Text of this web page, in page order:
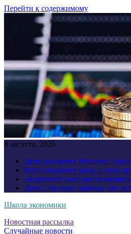
Перейти к содержимому
8 августа, 2026
День рождения Михаила
Муж загадочно умер, а дочь
«Картинно выпадал из
Дочь Сэндлера заявила, что
Школа экономики
Новостная рассылка
Случайные новости